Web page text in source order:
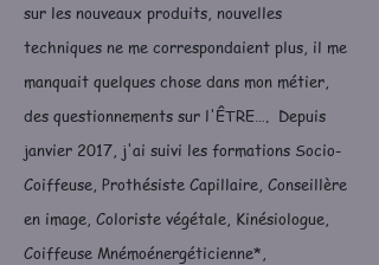
sur les nouveaux produits, nouvelles
techniques ne me correspondaient plus, il me
manquait quelques chose dans mon métier,
des questionnements sur l'ÊTRE…. Depuis
janvier 2017, j'ai suivi les formations Socio-
Coiffeuse, Prothésiste Capillaire, Conseillère
en image, Coloriste végétale, Kinésiologue,
Coiffeuse Mnémoénergéticienne*,